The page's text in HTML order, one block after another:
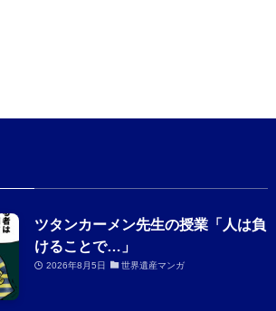
ツタンカーメン先生の授業「人は負
けることで…」
2026年8月5日 世界遺産マンガ